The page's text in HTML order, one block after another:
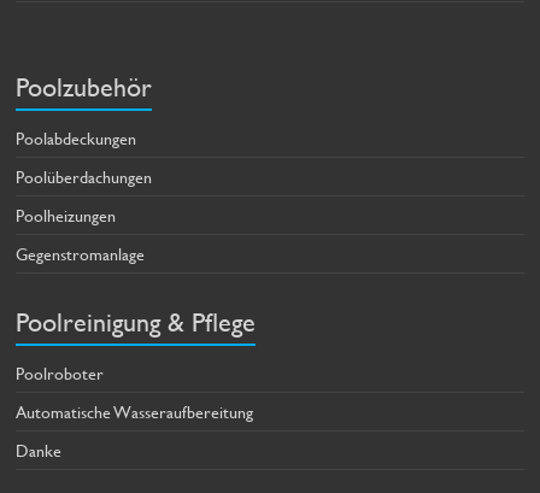
Poolzubehör
Poolabdeckungen
Poolüberdachungen
Poolheizungen
Gegenstromanlage
Poolreinigung & Pflege
Poolroboter
Automatische Wasseraufbereitung
Danke